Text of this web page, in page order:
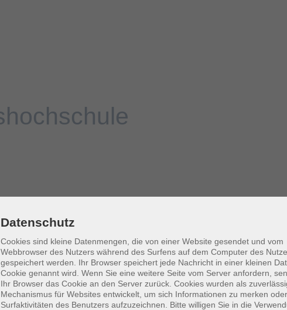
Datenschutz
Cookies sind kleine Datenmengen, die von einer Website gesendet und vom
Webbrowser des Nutzers während des Surfens auf dem Computer des
gespeichert werden. Ihr Browser speichert jede Nachricht in einer kleinen
Cookie genannt wird. Wenn Sie eine weitere Seite vom Server anfordern,
Ihr Browser das Cookie an den Server zurück. Cookies wurden als
Mechanismus für Websites entwickelt, um sich Informationen zu merken
Surfaktivitäten des Benutzers aufzuzeichnen. Bitte willigen Sie in die